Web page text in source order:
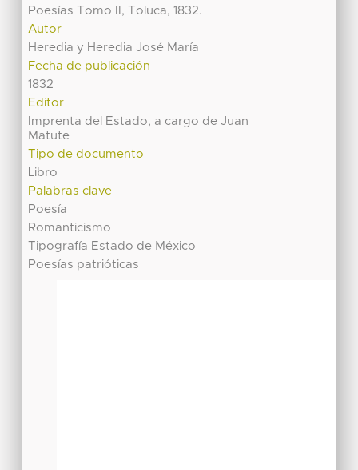
Poesías Tomo II, Toluca, 1832.
Autor
Heredia y Heredia José María
Fecha de publicación
1832
Editor
Imprenta del Estado, a cargo de Juan
Matute
Tipo de documento
Libro
Palabras clave
Poesía
Romanticismo
Tipografía Estado de México
Poesías patrióticas